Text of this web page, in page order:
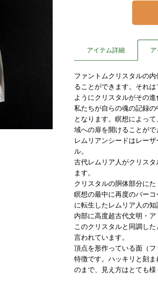
アイテム詳細 ア
ファントムクリスタルの
ることができます。それ
ようにクリスタルがその
私たちが自らの魂の記録
となります。瞑想によっ
域への扉を開けることがで
レムリアンシードはレー
ル。
古代レムリア人がクリス
ます。
クリスタルの胴体部分にた
瞑想の最中に再度のバー
に転生したレムリア人の知
内部に高度超古代文明・
このクリスタルと同調し
言われています。
頂点を形作っている面（
特徴です。ハッキリと刻
のまで、見え方はとても様